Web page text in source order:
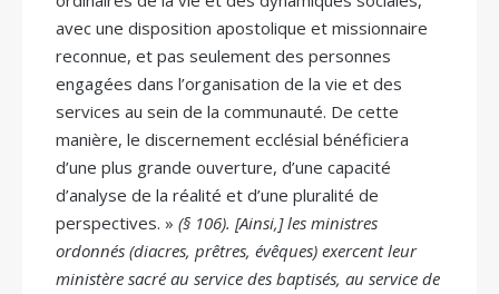
avec une disposition apostolique et missionnaire
reconnue, et pas seulement des personnes
engagées dans l’organisation de la vie et des
services au sein de la communauté. De cette
manière, le discernement ecclésial bénéficiera
d’une plus grande ouverture, d’une capacité
d’analyse de la réalité et d’une pluralité de
perspectives. » (§ 106). [Ainsi,] les ministres
ordonnés (diacres, prêtres, évêques) exercent leur
ministère sacré au service des baptisés, au service de